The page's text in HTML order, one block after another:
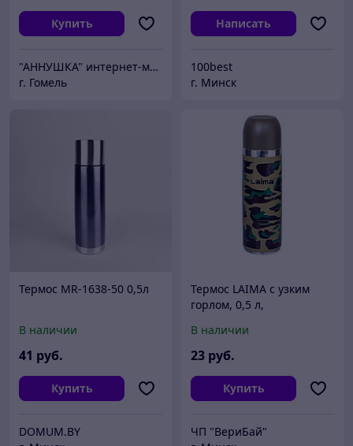
Купить
"АННУШКА" интернет-магазин посуды
г. Гомель
Написать
100best
г. Минск
Термос MR-1638-50 0,5л
В наличии
41 руб.
Купить
DOMUM.BY
Термос LAIMA с узким
горлом, 0,5 л,
хаки
В наличии
23 руб.
Купить
ЧП "ВериБай"